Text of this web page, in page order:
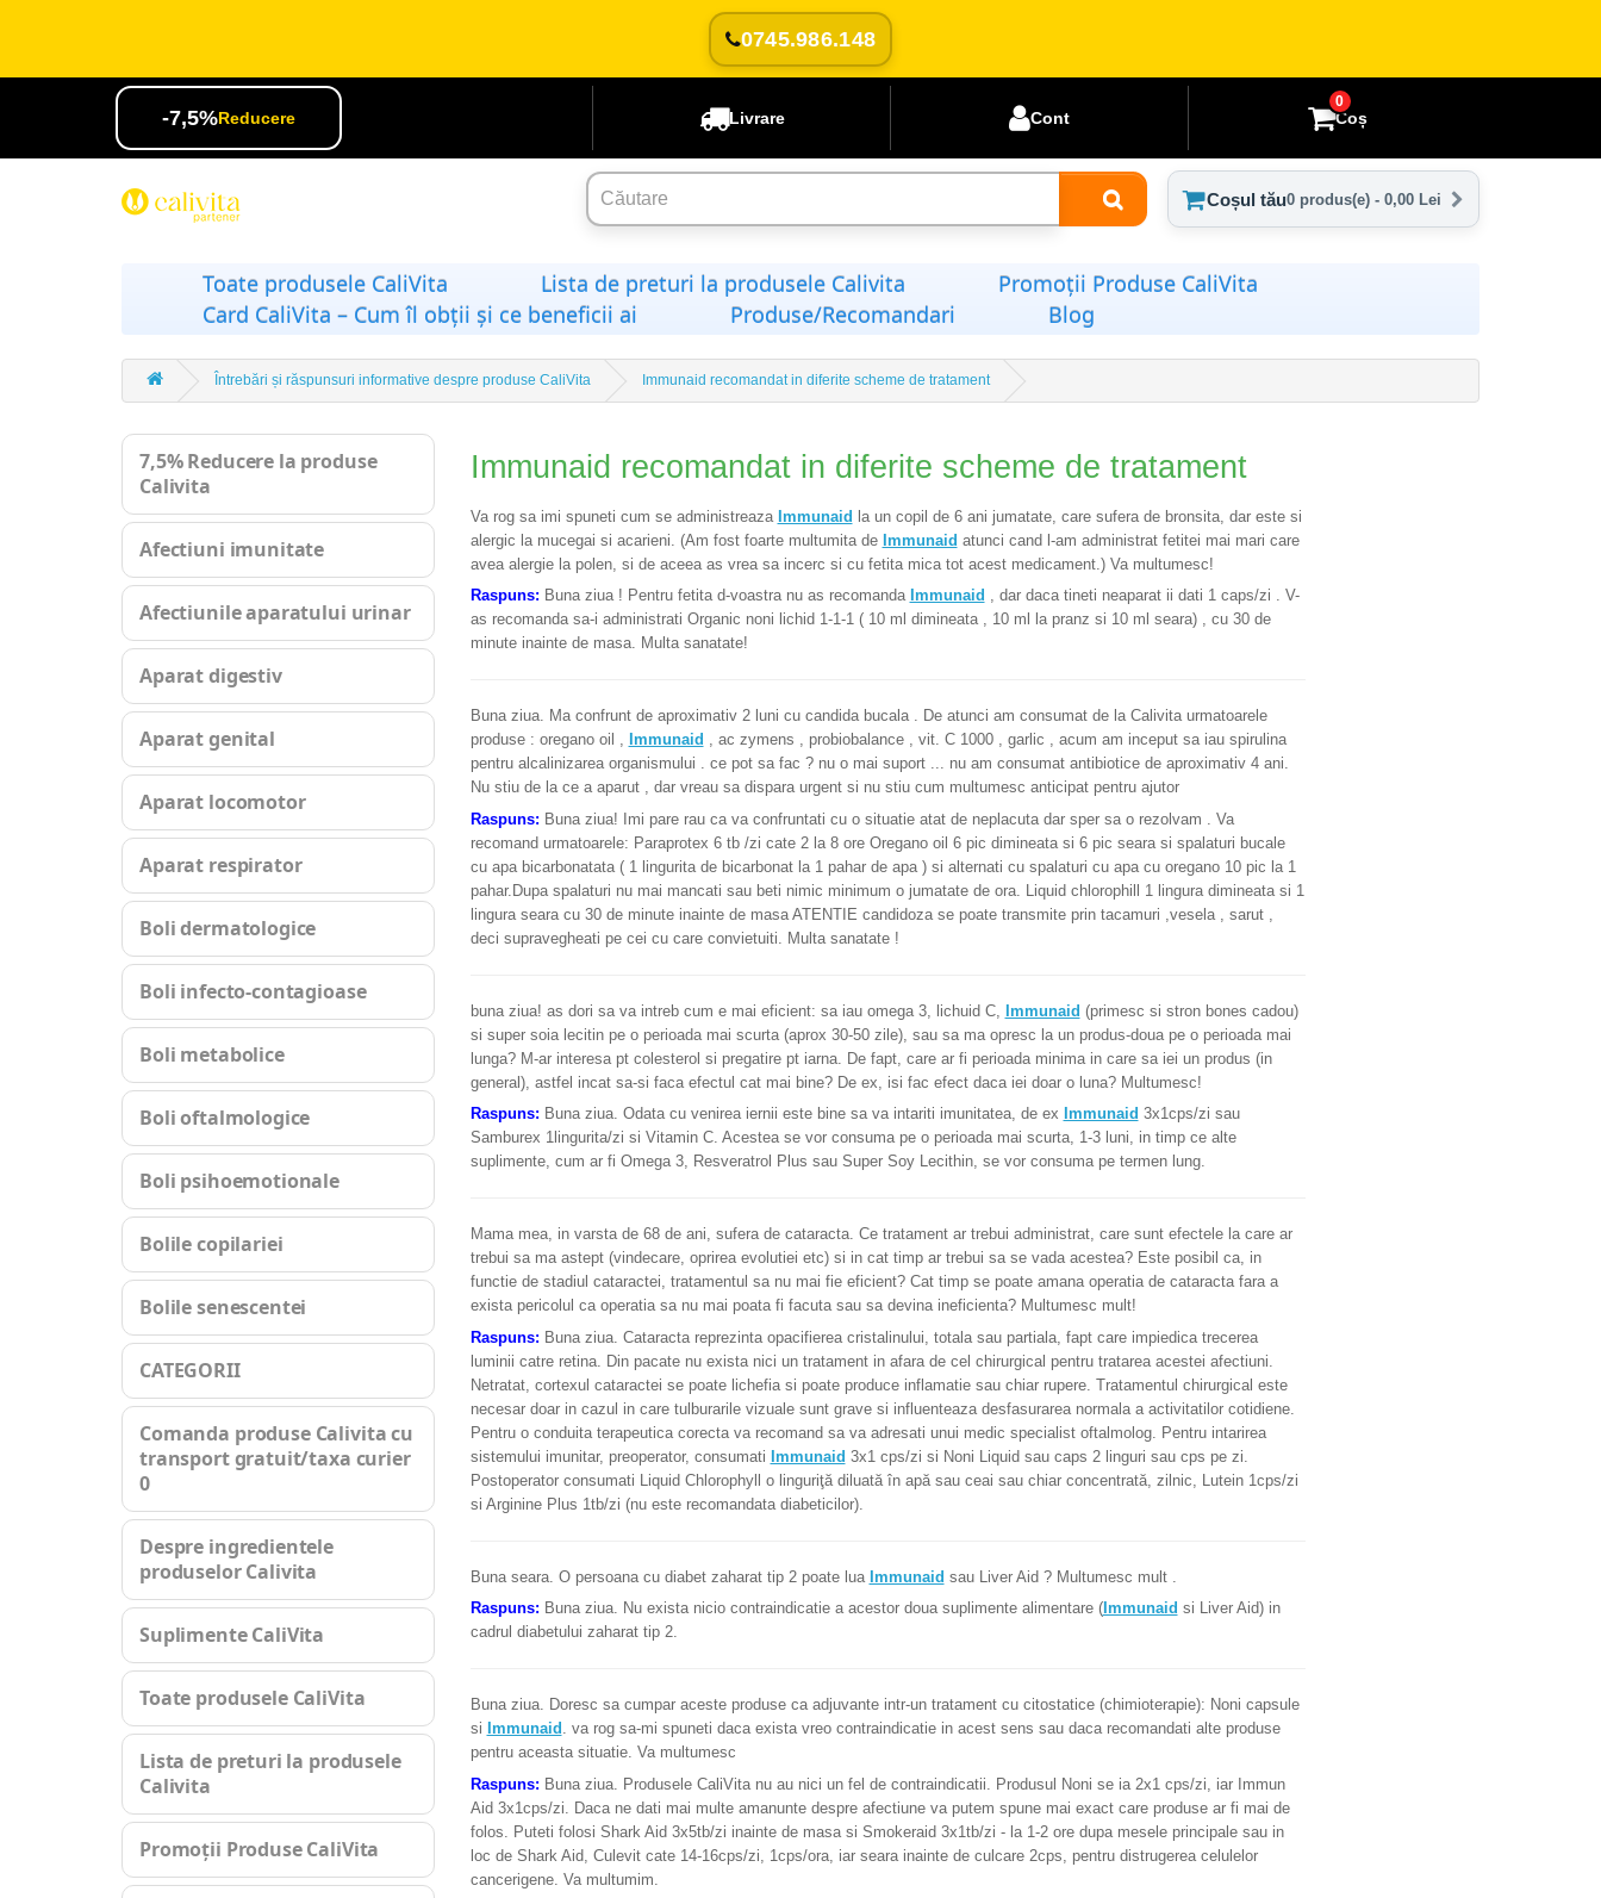
0745.986.148
-7,5%Reducere Livrare Cont
0
Coș
Coșul tău0 produs(e) - 0,00 Lei
Toate produsele CaliVita Lista de preturi la produsele Calivita
Promoții Produse CaliVita
Card CaliVita – Cum îl obții și ce beneficii ai
Produse/Recomandari Blog
Întrebări și răspunsuri informative despre produse CaliVita Immunaid recomandat in diferite scheme de tratament
7,5% Reducere la produse
Calivita
Afectiuni imunitate
Afectiunile aparatului urinar
Aparat digestiv
Aparat genital
Aparat locomotor
Aparat respirator
Boli dermatologice
Boli infecto-contagioase
Boli metabolice
Boli oftalmologice
Boli psihoemotionale
Bolile copilariei
Bolile senescentei
CATEGORII
Comanda produse Calivita cu
transport gratuit/taxa curier
0
Despre ingredientele
produselor Calivita
Suplimente CaliVita
Toate produsele CaliVita
Lista de preturi la produsele
Calivita
Promoții Produse CaliVita
Immunaid recomandat in diferite scheme de tratament
Va rog sa imi spuneti cum se administreaza Immunaid la un copil de 6 ani jumatate, care sufera de bronsita, dar este si
alergic la mucegai si acarieni. (Am fost foarte multumita de Immunaid atunci cand l-am administrat fetitei mai mari care
avea alergie la polen, si de aceea as vrea sa incerc si cu fetita mica tot acest medicament.) Va multumesc!
Raspuns: Buna ziua ! Pentru fetita d-voastra nu as recomanda Immunaid , dar daca tineti neaparat ii dati 1 caps/zi . V-
as recomanda sa-i administrati Organic noni lichid 1-1-1 ( 10 ml dimineata , 10 ml la pranz si 10 ml seara) , cu 30 de
minute inainte de masa. Multa sanatate!
Buna ziua. Ma confrunt de aproximativ 2 luni cu candida bucala . De atunci am consumat de la Calivita urmatoarele
produse : oregano oil , Immunaid , ac zymens , probiobalance , vit. C 1000 , garlic , acum am inceput sa iau spirulina
pentru alcalinizarea organismului . ce pot sa fac ? nu o mai suport ... nu am consumat antibiotice de aproximativ 4 ani.
Nu stiu de la ce a aparut , dar vreau sa dispara urgent si nu stiu cum multumesc anticipat pentru ajutor
Raspuns: Buna ziua! Imi pare rau ca va confruntati cu o situatie atat de neplacuta dar sper sa o rezolvam . Va
recomand urmatoarele: Paraprotex 6 tb /zi cate 2 la 8 ore Oregano oil 6 pic dimineata si 6 pic seara si spalaturi bucale
cu apa bicarbonatata ( 1 lingurita de bicarbonat la 1 pahar de apa ) si alternati cu spalaturi cu apa cu oregano 10 pic la 1
pahar.Dupa spalaturi nu mai mancati sau beti nimic minimum o jumatate de ora. Liquid chlorophill 1 lingura dimineata si 1
lingura seara cu 30 de minute inainte de masa ATENTIE candidoza se poate transmite prin tacamuri ,vesela , sarut ,
deci supravegheati pe cei cu care convietuiti. Multa sanatate !
buna ziua! as dori sa va intreb cum e mai eficient: sa iau omega 3, lichuid C, Immunaid (primesc si stron bones cadou)
si super soia lecitin pe o perioada mai scurta (aprox 30-50 zile), sau sa ma opresc la un produs-doua pe o perioada mai
lunga? M-ar interesa pt colesterol si pregatire pt iarna. De fapt, care ar fi perioada minima in care sa iei un produs (in
general), astfel incat sa-si faca efectul cat mai bine? De ex, isi fac efect daca iei doar o luna? Multumesc!
Raspuns: Buna ziua. Odata cu venirea iernii este bine sa va intariti imunitatea, de ex Immunaid 3x1cps/zi sau
Samburex 1lingurita/zi si Vitamin C. Acestea se vor consuma pe o perioada mai scurta, 1-3 luni, in timp ce alte
suplimente, cum ar fi Omega 3, Resveratrol Plus sau Super Soy Lecithin, se vor consuma pe termen lung.
Mama mea, in varsta de 68 de ani, sufera de cataracta. Ce tratament ar trebui administrat, care sunt efectele la care ar
trebui sa ma astept (vindecare, oprirea evolutiei etc) si in cat timp ar trebui sa se vada acestea? Este posibil ca, in
functie de stadiul cataractei, tratamentul sa nu mai fie eficient? Cat timp se poate amana operatia de cataracta fara a
exista pericolul ca operatia sa nu mai poata fi facuta sau sa devina ineficienta? Multumesc mult!
Raspuns: Buna ziua. Cataracta reprezinta opacifierea cristalinului, totala sau partiala, fapt care impiedica trecerea
luminii catre retina. Din pacate nu exista nici un tratament in afara de cel chirurgical pentru tratarea acestei afectiuni.
Netratat, cortexul cataractei se poate lichefia si poate produce inflamatie sau chiar rupere. Tratamentul chirurgical este
necesar doar in cazul in care tulburarile vizuale sunt grave si influenteaza desfasurarea normala a activitatilor cotidiene.
Pentru o conduita terapeutica corecta va recomand sa va adresati unui medic specialist oftalmolog. Pentru intarirea
sistemului imunitar, preoperator, consumati Immunaid 3x1 cps/zi si Noni Liquid sau caps 2 linguri sau cps pe zi.
Postoperator consumati Liquid Chlorophyll o linguriţă diluată în apă sau ceai sau chiar concentrată, zilnic, Lutein 1cps/zi
si Arginine Plus 1tb/zi (nu este recomandata diabeticilor).
Buna seara. O persoana cu diabet zaharat tip 2 poate lua Immunaid sau Liver Aid ? Multumesc mult .
Raspuns: Buna ziua. Nu exista nicio contraindicatie a acestor doua suplimente alimentare (Immunaid si Liver Aid) in
cadrul diabetului zaharat tip 2.
Buna ziua. Doresc sa cumpar aceste produse ca adjuvante intr-un tratament cu citostatice (chimioterapie): Noni capsule
si Immunaid . va rog sa-mi spuneti daca exista vreo contraindicatie in acest sens sau daca recomandati alte produse
pentru aceasta situatie. Va multumesc
Raspuns: Buna ziua. Produsele CaliVita nu au nici un fel de contraindicatii. Produsul Noni se ia 2x1 cps/zi, iar Immun
Aid 3x1cps/zi. Daca ne dati mai multe amanunte despre afectiune va putem spune mai exact care produse ar fi mai de
folos. Puteti folosi Shark Aid 3x5tb/zi inainte de masa si Smokeraid 3x1tb/zi - la 1-2 ore dupa mesele principale sau in
loc de Shark Aid, Culevit cate 14-16cps/zi, 1cps/ora, iar seara inainte de culcare 2cps, pentru distrugerea celulelor
cancerigene. Va multumim.